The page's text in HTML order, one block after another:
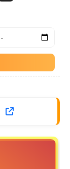
5